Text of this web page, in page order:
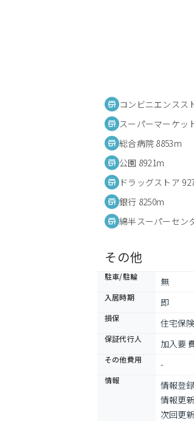
コンビニエンスス
スーパーマーケッ
総合病院 8853m
公園 8921m
ドラッグストア
銀行 8250m
綿半スーパーセ
その他
駐車/駐輪 無
入居時期 即
損保 住宅保
保証代行人 加入要
その他費用 -
情報 情報登
情報更
次回更